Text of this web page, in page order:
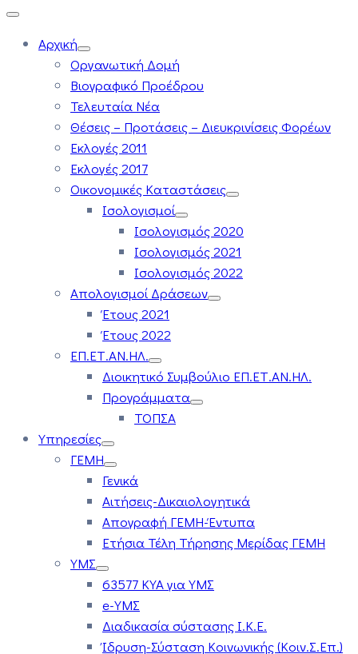
Αρχική
Οργανωτική Δομή
Βιογραφικό Προέδρου
Τελευταία Νέα
Θέσεις – Προτάσεις – Διευκρινίσεις Φορέων
Εκλογές 2011
Εκλογές 2017
Οικονομικές Καταστάσεις
Ισολογισμοί
Ισολογισμός 2020
Ισολογισμός 2021
Ισολογισμός 2022
Απολογισμοί Δράσεων
Έτους 2021
Έτους 2022
ΕΠ.ΕΤ.ΑΝ.ΗΛ.
Διοικητικό Συμβούλιο ΕΠ.ΕΤ.ΑΝ.ΗΛ.
Προγράμματα
ΤΟΠΣΑ
Υπηρεσίες
ΓΕΜΗ
Γενικά
Αιτήσεις-Δικαιολογητικά
Απογραφή ΓΕΜΗ-Έντυπα
Ετήσια Τέλη Τήρησης Μερίδας ΓΕΜΗ
ΥΜΣ
63577 ΚΥΑ για ΥΜΣ
e-ΥΜΣ
Διαδικασία σύστασης Ι.Κ.Ε.
Ίδρυση-Σύσταση Κοινωνικής (Κοιν.Σ.Επ.)